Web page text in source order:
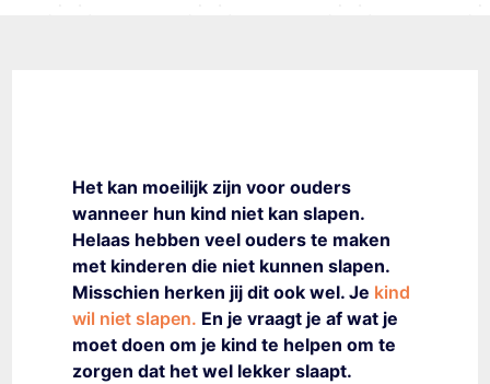
Het kan moeilijk zijn voor ouders
wanneer hun kind niet kan slapen.
Helaas hebben veel ouders te maken
met kinderen die niet kunnen slapen.
Misschien herken jij dit ook wel. Je kind
wil niet slapen. En je vraagt je af wat je
moet doen om je kind te helpen om te
zorgen dat het wel lekker slaapt.